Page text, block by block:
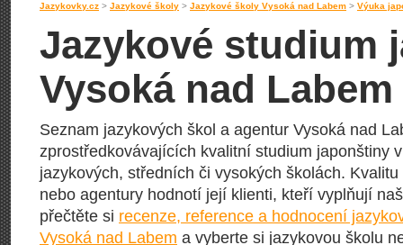
Jazykovky.cz > Jazykové školy > Jazykové školy Vysoká nad Labem > Výuka
Jazykové studium
Vysoká nad Labem
Seznam jazykových škol a agentur Vysoká nad
zprostředkovávajících kvalitní studium japonštiny
jazykových, středních či vysokých školách.
nebo agentury hodnotí její klienti, kteří vyplňují
přečtěte si recenze, reference a hodnocení
Vysoká nad Labem a vyberte si jazykovou školu